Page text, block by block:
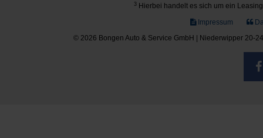
3 Hierbei handelt es sich um ein
Impressum
© 2026 Bongen Auto & Service GmbH | Niederwipper 20-